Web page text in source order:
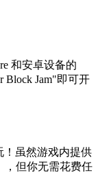
和安卓设备的
Block Jam"即可开
！虽然游戏内提供
，但你无需花费任